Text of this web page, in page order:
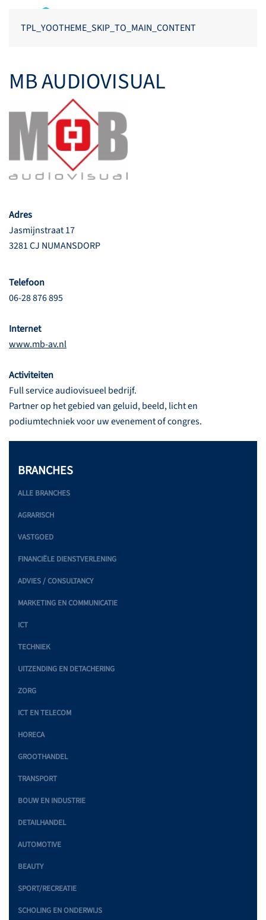
TPL_YOOTHEME_SKIP_TO_MAIN_CONTENT
MB AUDIOVISUAL
Adres
Jasmijnstraat 17
3281 CJ NUMANSDORP
Telefoon
06-28 876 895
Internet
www.mb-av.nl
Activiteiten
Full service audiovisueel bedrijf.
Partner op het gebied van geluid, beeld, licht en
podiumtechniek voor uw evenement of congres.
BRANCHES
ALLE BRANCHES
AGRARISCH
VASTGOED
FINANCIËLE DIENSTVERLENING
ADVIES / CONSULTANCY
MARKETING EN COMMUNICATIE
ICT
TECHNIEK
UITZENDING EN DETACHERING
ZORG
ICT EN TELECOM
HORECA
GROOTHANDEL
TRANSPORT
BOUW EN INDUSTRIE
DETAILHANDEL
AUTOMOTIVE
BEAUTY
SPORT/RECREATIE
SCHOLING EN ONDERWIJS